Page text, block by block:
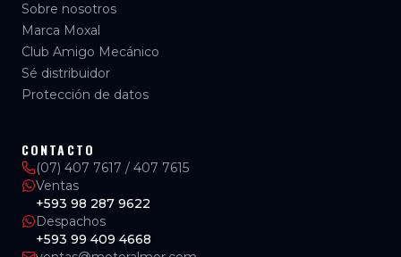
Sobre nosotros
Marca Moxal
Club Amigo Mecánico
Sé distribuidor
Protección de datos
CONTACTO
(07) 407 7617 / 407 7615
Ventas
+593 98 287 9622
Despachos
+593 99 409 4668